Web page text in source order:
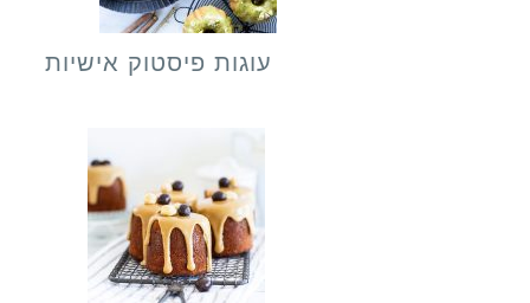
עוגות פיסטוק אישיות